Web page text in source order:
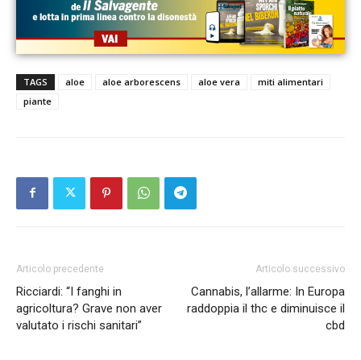
TAGS aloe aloe arborescens aloe vera
miti alimentari
piante
Articolo precedente
Ricciardi: “I fanghi in
agricoltura? Grave non aver
valutato i rischi sanitari”
Articolo successivo
Cannabis, l’allarme: In Europa
raddoppia il thc e diminuisce il
cbd